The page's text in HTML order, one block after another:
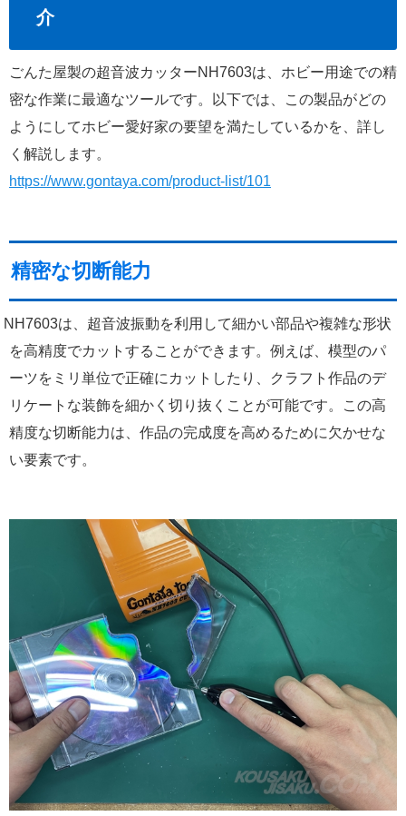
介
ごんた屋製の超音波カッターNH7603は、ホビー用途での精
密な作業に最適なツールです。以下では、この製品がどの
ようにしてホビー愛好家の要望を満たしているかを、詳し
く解説します。
https://www.gontaya.com/product-list/101
精密な切断能力
NH7603は、超音波振動を利用して細かい部品や複雑な形状
を高精度でカットすることができます。例えば、模型のパ
ーツをミリ単位で正確にカットしたり、クラフト作品のデ
リケートな装飾を細かく切り抜くことが可能です。この高
精度な切断能力は、作品の完成度を高めるために欠かせな
い要素です。